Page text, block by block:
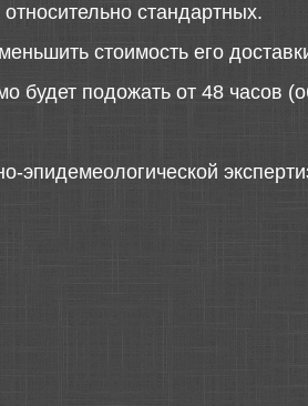
стандартных.
стоимость его
будет подожать от 48 часов
эпидемеологической